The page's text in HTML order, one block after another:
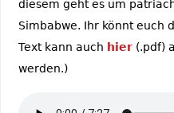
diesem geht es um
Simbabwe. Ihr könnt euch
Text kann auch hier(.pdf)
werden.)